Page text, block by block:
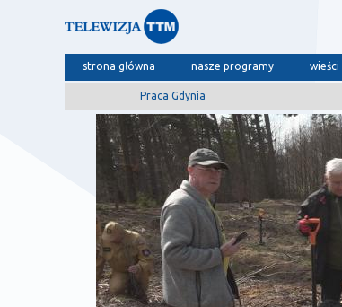
strona główna nasze programy
Praca Gdynia